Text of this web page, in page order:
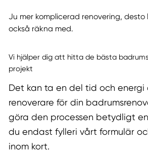
Ju mer komplicerad renovering,
också räkna med.
Vi hjälper dig att hitta de bästa
projekt
Det kan ta en del tid och
renoverare för din
göra den processen betydligt
du endast fylleri vårt formulär
inom kort.